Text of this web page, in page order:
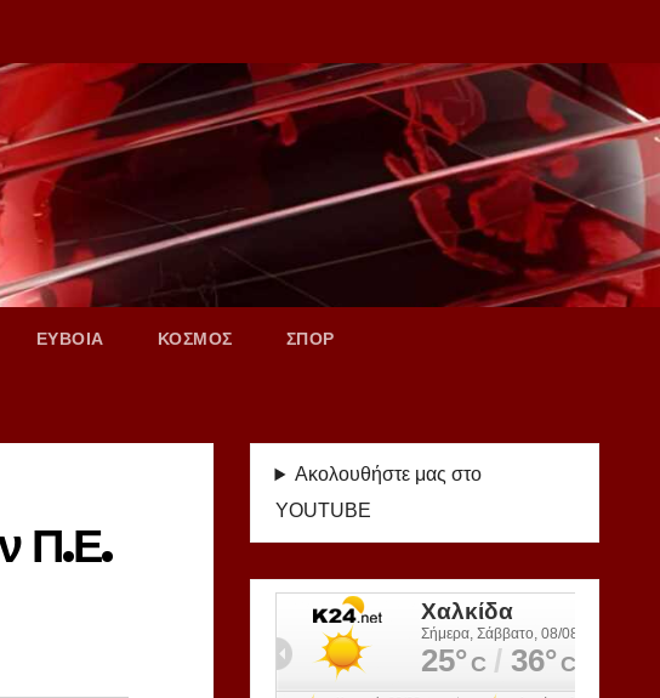
ΕΥΒΟΙΑ ΚΟΣΜΟΣ ΣΠΟΡ
Π.Ε.
Ακολουθήστε μας στο
YOUTUBE